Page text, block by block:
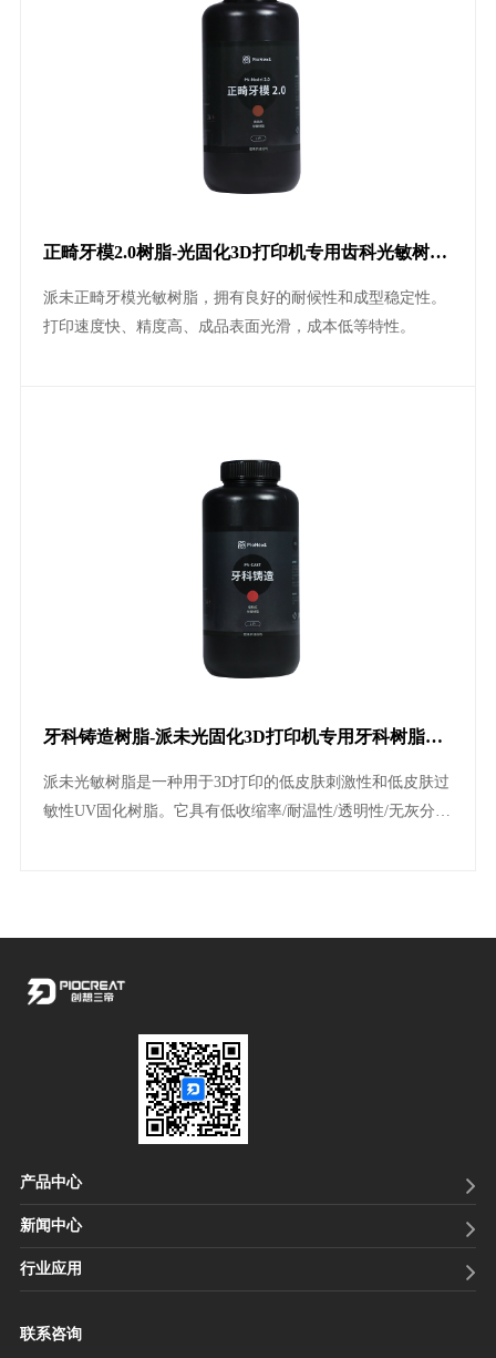
正畸牙模2.0树脂-光固化3D打印机专用齿科光敏树脂
派未正畸牙模光敏树脂，拥有良好的耐候性和成型稳定性。
打印速度快、精度高、成品表面光滑，成本低等特性。
牙科铸造树脂-派未光固化3D打印机专用牙科树脂耗
派未光敏树脂是一种用于3D打印的低皮肤刺激性和低皮肤过
敏性UV固化树脂。它具有低收缩率/耐温性/透明性/无灰分等
产品中心
新闻中心
行业应用
联系咨询